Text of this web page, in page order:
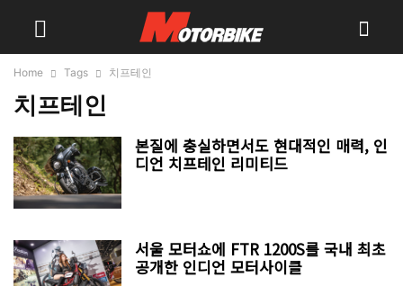
Home Tags 치프테인
치프테인
본질에 충실하면서도 현대적인 매력, 인
디언 치프테인 리미티드
서울 모터쇼에 FTR 1200S를 국내 최초
공개한 인디언 모터사이클